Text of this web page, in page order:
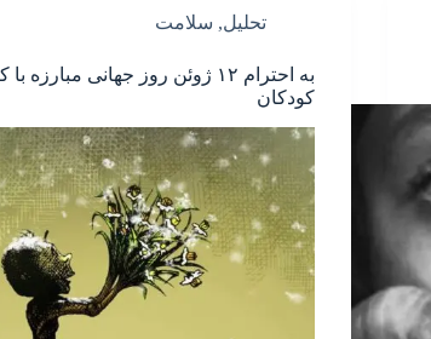
تحلیل, سلامت
به احترام ۱۲ ژوئن روز جهانی مبارزه با
کودکان